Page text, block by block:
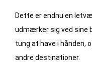
Dette er endnu en
udmærker sig ved sine
tung at have i hånden,
andre destinationer.